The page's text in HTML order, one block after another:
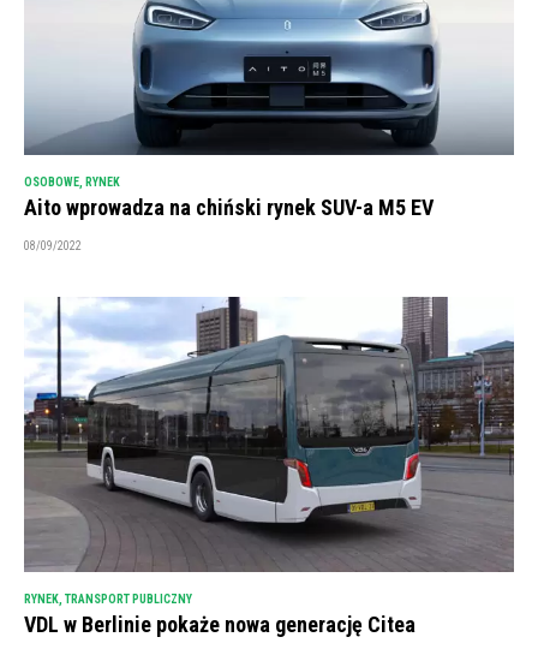
OSOBOWE RYNEK
Aito wprowadza na chiński rynek SUV-a M5 EV
08/09/2022
RYNEK, TRANSPORT PUBLICZNY
VDL w Berlinie pokaże nowa generację Citea